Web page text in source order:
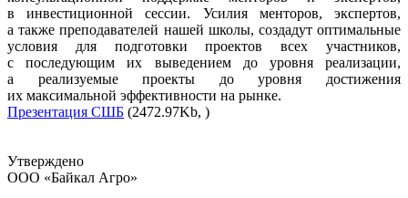
в инвестиционной сессии. Усилия менторов, экспертов,
а также преподавателей нашей школы, создадут оптимальные
условия для подготовки проектов всех участников,
с последующим их выведением до уровня реализации,
а реализуемые проекты до уровня достижения
их максимальной эффективности на рынке.
Презентация СШБ (2472.97Kb, )
Утверждено
ООО «Байкал Агро»